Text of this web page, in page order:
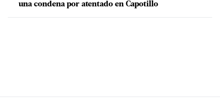
una condena por atentado en Capotillo